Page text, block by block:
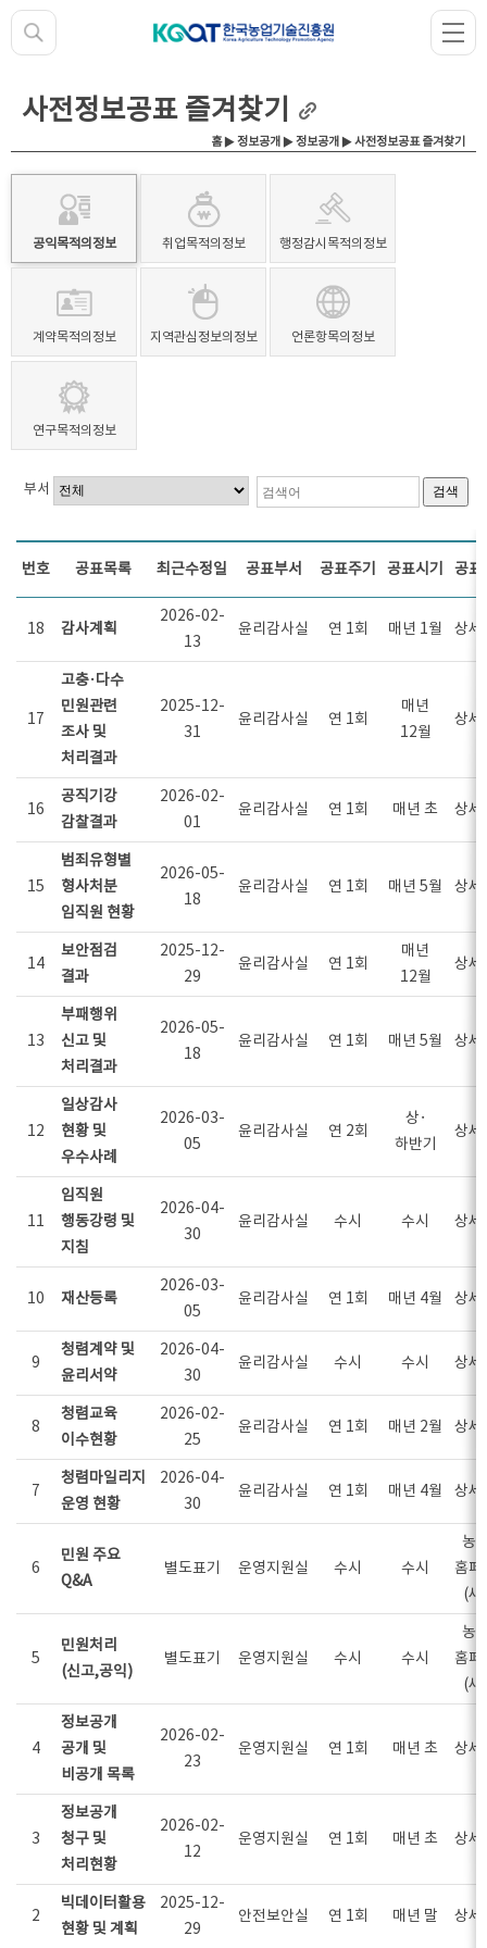
사전정보공표 즐겨찾기
홈▶정보공개 ▶정보공개 ▶ 사전정보공표 즐겨찾기
공익목적의정보 취업목적의정보 행정감시목적의정보
계약목적의정보 지역관심정보의정보 언론항목의정보
연구목적의정보
부서 검색
번호 공표목록 최근수정일 공표부서 공표주기 공표시기 공표
18 감사계획
2026-02-
13
윤리감사실 연 1회 매년 1월 상세
17
고충·다수
민원관련
조사 및
처리결과
2025-12-
31
윤리감사실 연 1회
매년
12월
상세
16
공직기강
감찰결과
2026-02-
01
윤리감사실 연 1회 매년 초 상세
15
범죄유형별
형사처분
임직원 현황
2026-05-
18
윤리감사실 연 1회 매년 5월 상세
14
보안점검
결과
2025-12-
29
윤리감사실 연 1회
매년
12월
상세
13
부패행위
신고 및
처리결과
2026-05-
18
윤리감사실 연 1회 매년 5월 상세
12
일상감사
현황 및
우수사례
2026-03-
05
윤리감사실 연 2회
상·
하반기
상세
11
임직원
행동강령 및
지침
2026-04-
30
윤리감사실 수시 수시 상세
10 재산등록
2026-03-
05
윤리감사실 연 1회 매년 4월 상세
9
청렴계약 및
윤리서약
2026-04-
30
윤리감사실 수시 수시 상세
8
청렴교육
이수현황
2026-02-
25
윤리감사실 연 1회 매년 2월 상세
7
청렴마일리지
운영 현황
2026-04-
30
윤리감사실 연 1회 매년 4월 상세
6
민원 주요
Q&A
별도표기 운영지원실 수시 수시
농
홈페
(새
5
민원처리
(신고,공익)
별도표기 운영지원실 수시 수시
농
홈페
(새
4
정보공개
공개 및
비공개 목록
2026-02-
23
운영지원실 연 1회 매년 초 상세
3
정보공개
청구 및
처리현황
2026-02-
12
운영지원실 연 1회 매년 초 상세
2
빅데이터활용
현황 및 계획
2025-12-
29
안전보안실 연 1회 매년 말 상세